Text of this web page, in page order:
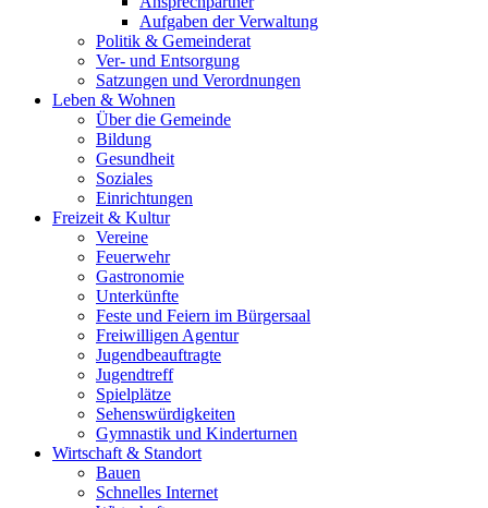
Aufgaben der Verwaltung
Politik & Gemeinderat
Ver- und Entsorgung
Satzungen und Verordnungen
Leben & Wohnen
Über die Gemeinde
Bildung
Gesundheit
Soziales
Einrichtungen
Freizeit & Kultur
Vereine
Feuerwehr
Gastronomie
Unterkünfte
Feste und Feiern im Bürgersaal
Freiwilligen Agentur
Jugendbeauftragte
Jugendtreff
Spielplätze
Sehenswürdigkeiten
Gymnastik und Kinderturnen
Wirtschaft & Standort
Bauen
Schnelles Internet